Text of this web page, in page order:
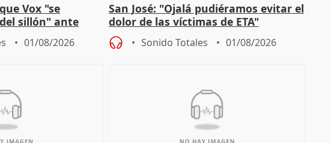
Vox "se
sillón" ante
01/08/2026
San José: "Ojalá pudiéramos evitar el
dolor de las víctimas de ETA"
Sonido Totales 01/08/2026